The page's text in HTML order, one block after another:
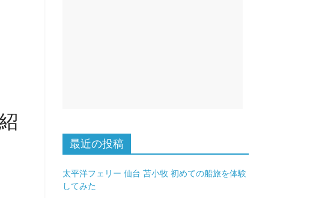
最近の投稿
太平洋フェリー 仙台 苫小牧 初めての船旅を体験
してみた